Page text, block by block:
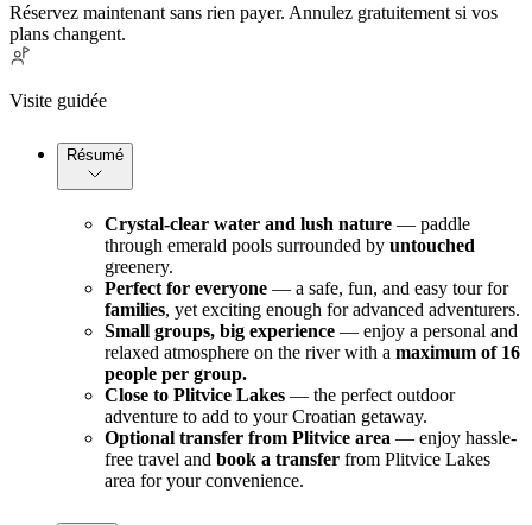
Réservez maintenant sans rien payer. Annulez gratuitement si vos
plans changent.
Visite guidée
Résumé
Crystal-clear water and lush nature — paddle
through emerald pools surrounded by untouched
greenery.
Perfect for everyone
— a safe, fun, and easy tour for
families, yet exciting enough for advanced adventurers.
Small groups, big experience — enjoy a personal and
relaxed atmosphere on the river with a maximum of 16
people per group.
Close to Plitvice Lakes — the perfect outdoor
adventure to add to your Croatian getaway.
Optional transfer from Plitvice area — enjoy hassle-
free travel and book a transfer from Plitvice Lakes
area for your convenience.